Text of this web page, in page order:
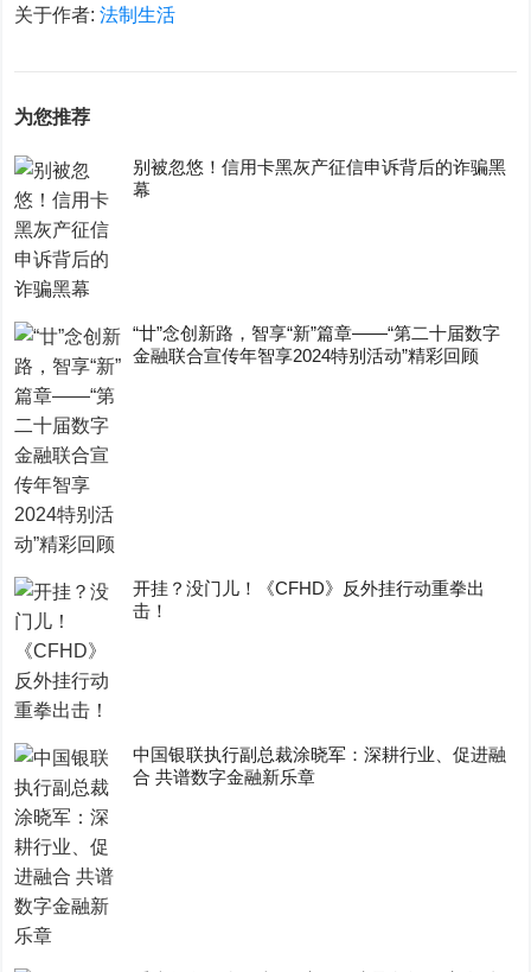
关于作者:法制生活
为您推荐
别被忽悠！信用卡黑灰产征信申诉背后的诈骗黑
幕
“廿”念创新路，智享“新”篇章——“第二十届数字
金融联合宣传年智享2024特别活动”精彩回顾
开挂？没门儿！《CFHD》反外挂行动重拳出
击！
中国银联执行副总裁涂晓军：深耕行业、促进融
合 共谱数字金融新乐章